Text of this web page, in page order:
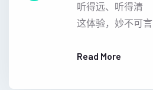
听得远、听得清
这体验，妙不可言
Read More